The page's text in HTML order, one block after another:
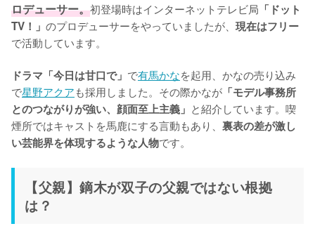
ロデューサー。初登場時はインターネットテレビ局 「ドット
TV！」 のプロデューサーをやっていましたが、 現在はフリー
で活動しています。
ドラマ「今日は甘口で」 で有馬かなを起用、かなの売り込み
で星野アクアも採用しました。その際かなが 「モデル事務所
とのつながりが強い、顔面至上主義」 と紹介しています。喫
煙所ではキャストを馬鹿にする言動もあり、 裏表の差が激し
い芸能界を体現するような人物です。
【父親】鏑木が双子の父親ではない根拠
は？